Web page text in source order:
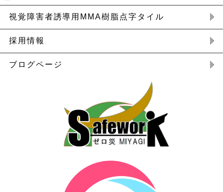
視覚障害者誘導用MMA樹脂点字タイル
採用情報
ブログページ